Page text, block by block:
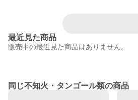
最近見た商品
販売中の最近見た商品はありません。
同じ不知火・タンゴール類の商品